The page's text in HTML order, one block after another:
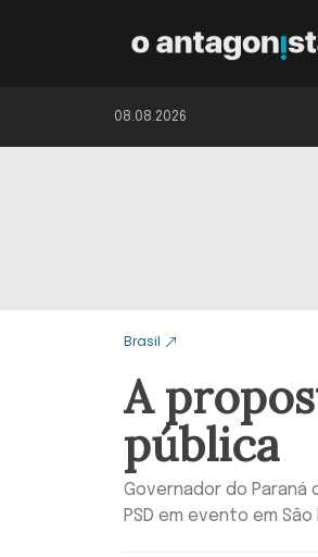
08.08.2026
Brasil
A
pública
Governador do
PSD em evento em São